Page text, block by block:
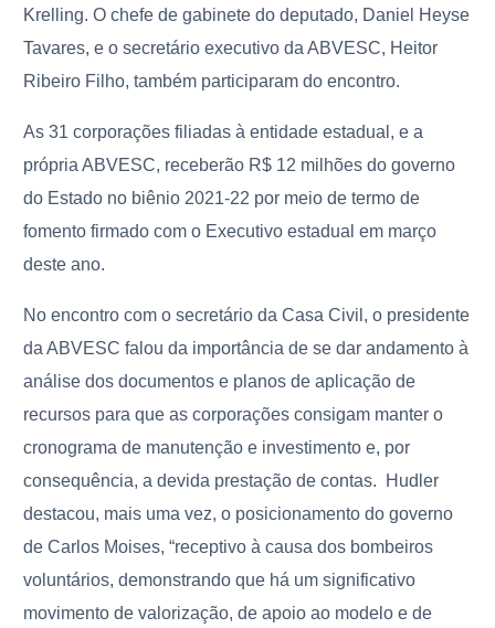
Krelling. O chefe de gabinete do deputado, Daniel Heyse
Tavares, e o secretário executivo da ABVESC, Heitor
Ribeiro Filho, também participaram do encontro.
As 31 corporações filiadas à entidade estadual, e a
própria ABVESC, receberão R$ 12 milhões do governo
do Estado no biênio 2021-22 por meio de termo de
fomento firmado com o Executivo estadual em março
deste ano.
No encontro com o secretário da Casa Civil, o presidente
da ABVESC falou da importância de se dar andamento à
análise dos documentos e planos de aplicação de
recursos para que as corporações consigam manter o
cronograma de manutenção e investimento e, por
consequência, a devida prestação de contas. Hudler
destacou, mais uma vez, o posicionamento do governo
de Carlos Moises, “receptivo à causa dos bombeiros
voluntários, demonstrando que há um significativo
movimento de valorização, de apoio ao modelo e de